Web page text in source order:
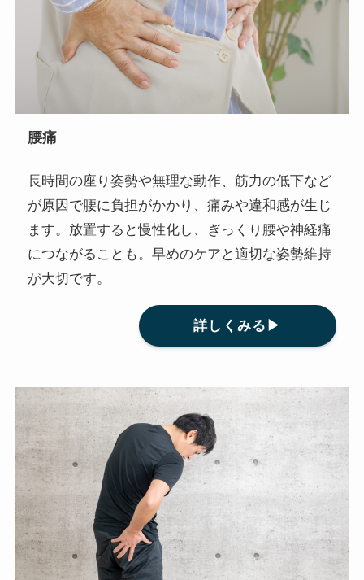
腰痛
長時間の座り姿勢や無理な動作、筋力の低下など
が原因で腰に負担がかかり、痛みや違和感が生じ
ます。放置すると慢性化し、ぎっくり腰や神経痛
につながることも。早めのケアと適切な姿勢維持
が大切です。
詳しくみる▶